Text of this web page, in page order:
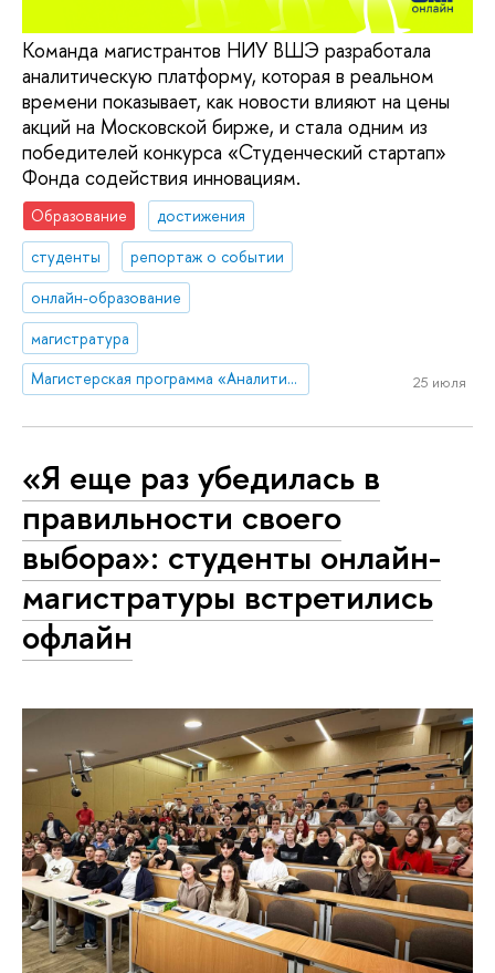
Команда магистрантов НИУ ВШЭ разработала
аналитическую платформу, которая в реальном
времени показывает, как новости влияют на цены
акций на Московской бирже, и стала одним из
победителей конкурса «Студенческий стартап»
Фонда содействия инновациям.
Образование
достижения
студенты
репортаж о событии
онлайн-образование
магистратура
Магистерская программа «Аналитика больших данных»
25 июля
«Я еще раз убедилась в
правильности своего
выбора»: студенты онлайн-
магистратуры встретились
офлайн